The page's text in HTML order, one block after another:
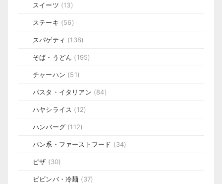
スイーツ (13)
ステーキ (56)
スパゲティ (138)
そば・うどん (195)
チャーハン (51)
パスタ・イタリアン (84)
ハヤシライス (12)
ハンバーグ (112)
パン系・ファーストフード (34)
ピザ (30)
ビビンバ・冷麺 (37)